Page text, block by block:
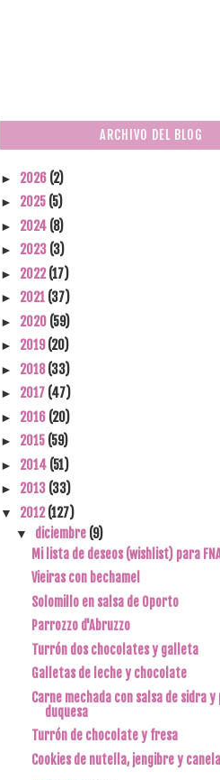
ARCHIVO DEL BLOG
► 2026 (2)
► 2025 (5)
► 2024 (8)
► 2023 (3)
► 2022(17)
► 2021 (37)
► 2020 (59)
► 2019(20)
► 2018(33)
► 2017 (47)
► 2016 (20)
► 2015 (59)
► 2014 (51)
► 2013 (33)
▼ 2012(127)
▼ diciembre (9)
Mi lista de deseos (wishlist) para
Vieiras con bechamel
Solomillo en salsa de Oporto
Parrozzo d'Abruzzo
Turrón dos chocolates y galleta
Galletas de leche y chocolate
Carne mechada con salsa de sidra
duquesa
Turrón de chocolate y fresa
Cookies de nutella, jengibre y canela